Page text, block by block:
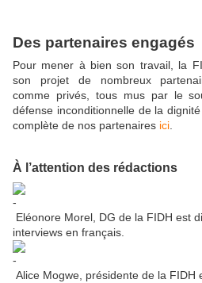
Des partenaires engagés
Pour mener à bien son travail, la
son projet de nombreux
comme privés, tous mus par le
défense inconditionnelle de la
complète de nos partenaires ici
À l’attention des rédactions
Eléonore Morel, DG de la FIDH est
interviews en français.
Alice Mogwe, présidente de la FIDH